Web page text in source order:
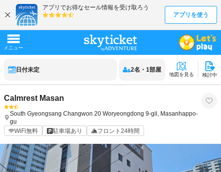
日付未定 2名 ・ 1部屋
地図を見る 検討中
Calmrest Masan
South Gyeongsang Changwon 20 Woryeongdong 9-gil, Masanhappo-
gu
WiFi無料
駐車場あり フロント24時間